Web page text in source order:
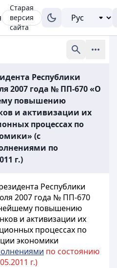
Старая
версия
сайта
Республики
2007 года № ПП-670 «О
повышению
и активизации их
процессах по
(с
по
г.)
Республики
2007 года № ПП-670
повышению
и активизации их
процессах по
экономики
по состоянию
г.)